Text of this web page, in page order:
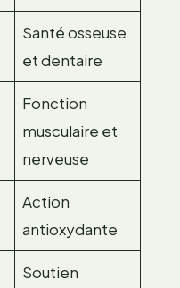
Santé osseuse
et dentaire
Fonction
musculaire et
nerveuse
Action
antioxydante
Soutien